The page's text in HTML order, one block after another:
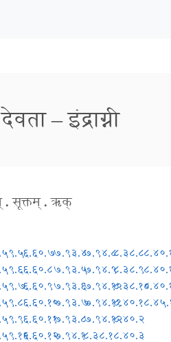
देवता – इंद्राग्नी
. सूक्तम् . ऋक्
६.६०.७
६.६०.८
६.६०.९
६.६०.१०
६.६०.११
६.६०.१२
७.९३.४
७.९३.५
७.९३.६
७.९३.७
७.९३.८
७.९४.१
७.९४.८
७.९४.९
७.९४.१०
७.९४.११
७.९४.१२
८.३८.१
८.३८.८
८.३८.९
८.३८.१०
८.४०.१
८.४०.२
८.४०.३